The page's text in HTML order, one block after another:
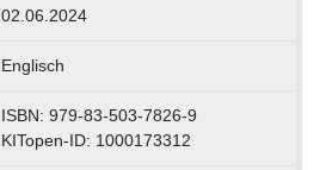
02.06.2024
Englisch
ISBN: 979-83-503-7826-9
KITopen-ID: 1000173312